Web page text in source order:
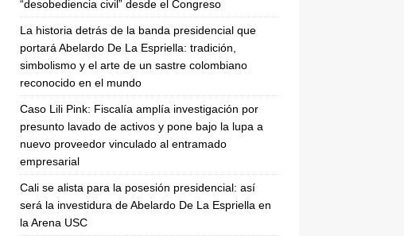
“desobediencia civil” desde el Congreso
La historia detrás de la banda presidencial que
portará Abelardo De La Espriella: tradición,
simbolismo y el arte de un sastre colombiano
reconocido en el mundo
Caso Lili Pink: Fiscalía amplía investigación por
presunto lavado de activos y pone bajo la lupa a
nuevo proveedor vinculado al entramado
empresarial
Cali se alista para la posesión presidencial: así
será la investidura de Abelardo De La Espriella en
la Arena USC